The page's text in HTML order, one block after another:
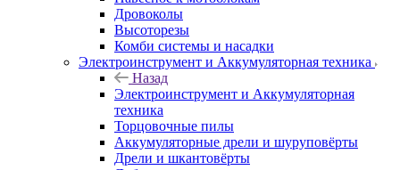
Дровоколы
Высоторезы
Комби системы и насадки
Электроинструмент и Аккумуляторная техника
Назад
Электроинструмент и Аккумуляторная
техника
Торцовочные пилы
Аккумуляторные дрели и шуруповёрты
Дрели и шкантовёрты